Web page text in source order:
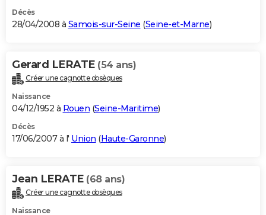
Décès
28/04/2008 à Samois-sur-Seine (Seine-et-Marne)
Gerard LERATE (54 ans)
Créer une cagnotte obsèques
Naissance
04/12/1952 à Rouen (Seine-Maritime)
Décès
17/06/2007 à l' Union (Haute-Garonne)
Jean LERATE (68 ans)
Créer une cagnotte obsèques
Naissance